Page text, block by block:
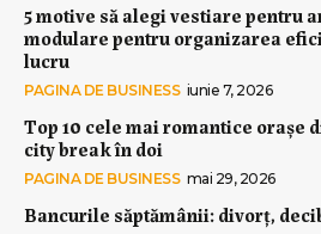
5 motive să alegi vestiare pentru
modulare pentru organizarea
lucru
PAGINA DE BUSINESS iunie 7, 2026
Top 10 cele mai romantice orașe
city break în doi
PAGINA DE BUSINESS mai 29, 2026
Bancurile săptămânii: divorț,